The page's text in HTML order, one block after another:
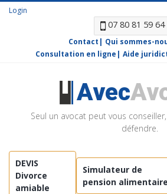
Login
07 80 81 59 64
Contact Qui sommes-
Consultation en ligne
Aide
Avec
Seul un avocat peut vous
défendre.
DEVIS
Divorce
amiable
Simulateur de
pension alimentaire